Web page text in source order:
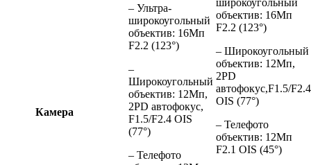
Камера
– Ультра-
широкоугольный
объектив: 16Мп
F2.2 (123°)
–
Широкоугольный
объектив: 12Мп,
2PD автофокус,
F1.5/F2.4 OIS
(77°)
– Телефото
объектив: 16Мп
F2.2 (123°)
– Широкоугольный
объектив: 12Мп,
2PD
автофокус,F1.5/F2.4
OIS (77°)
– Телефото
объектив: 12Мп
F2.1 OIS (45°)